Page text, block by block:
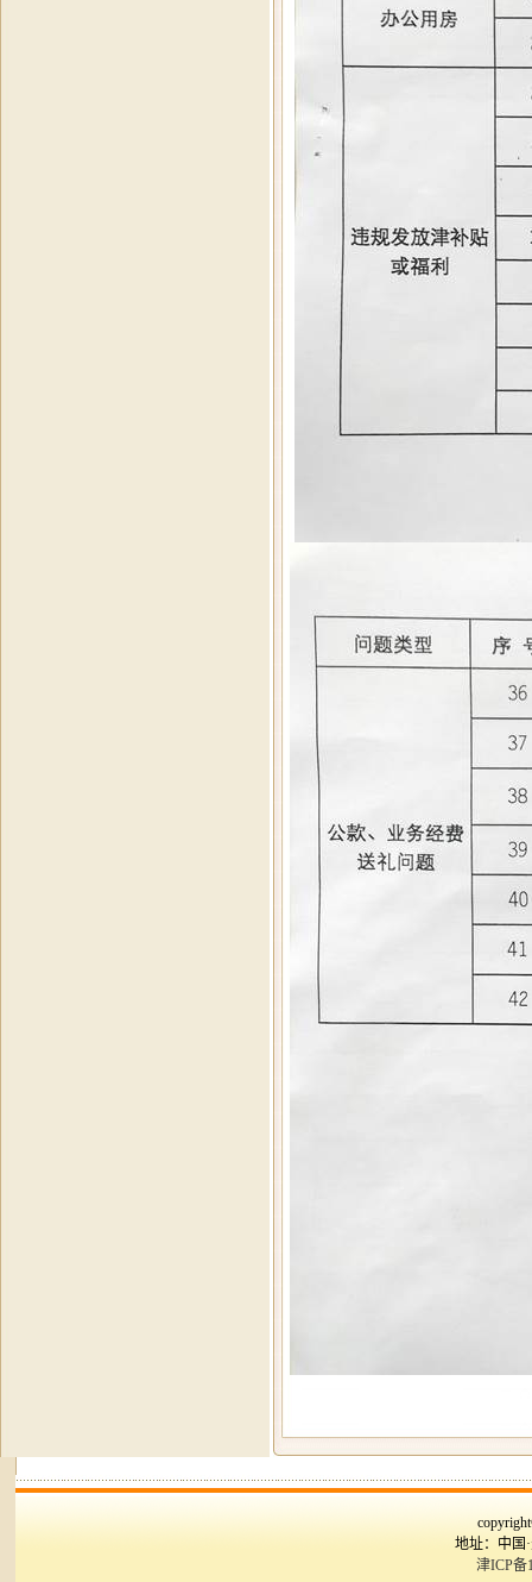
地址：中国
津ICP备